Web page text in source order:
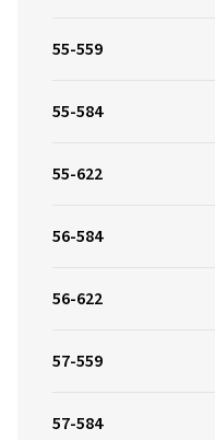
55-559
55-584
55-622
56-584
56-622
57-559
57-584